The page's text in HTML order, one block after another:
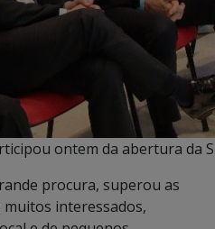
ontem da abertura da
procura, superou as
muitos interessados,